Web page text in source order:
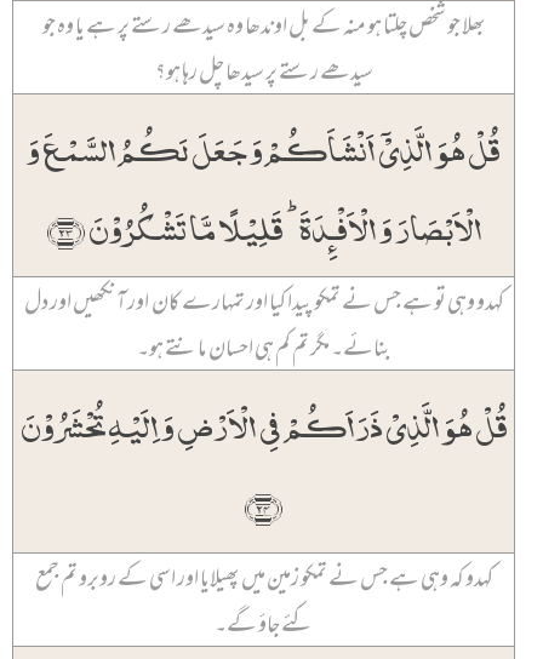
بھلا جو شخص چلتا ہو منہ کے بل اوندھا وہ سیدھے رستے پر ہے یا وہ جو
سیدھے رستے پر سیدھا چل رہا ہو؟
قُلۡ ہُوَ الَّذِیۡۤ اَنۡشَاَکُمۡ وَ جَعَلَ لَکُمُ السَّمۡعَ وَ
الۡاَبۡصَارَ وَ الۡاَفۡـِٕدَۃَ ؕ قَلِیۡلًا مَّا تَشۡکُرُوۡنَ ﴿۲۳﴾
کہدو وہی تو ہے جس نے تمکو پیدا کیا اور تمہارے کان اور آنکھیں اور دل
بنائے۔ مگر تم کم ہی احسان مانتے ہو۔
قُلۡ ہُوَ الَّذِیۡ ذَرَاَکُمۡ فِی الۡاَرۡضِ وَ اِلَیۡہِ تُحۡشَرُوۡنَ
﴿۲۴﴾
کہدو کہ وہی ہے جس نے تمکو زمین میں پھیلایا اور اسی کے روبرو تم جمع
کئے جاؤ گے۔